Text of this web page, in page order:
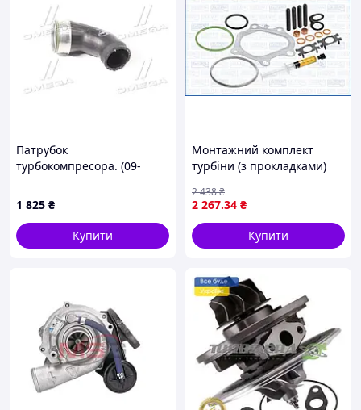
Патрубок
турбокомпресора. (09-
1 825 ₴
Купити
Монтажний комплект
турбіни (з прокладками)
V60 I, V60 II, V70 III, V90 II,
XC40, XC60 I, XC90 II 2.0D
2 267.34 ₴
2 438₴
Купити